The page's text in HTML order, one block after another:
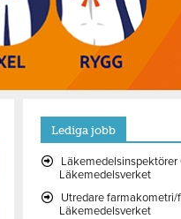
Lediga jobb
Läkemedelsinspektörer
Läkemedelsverket
Utredare
Läkemedelsverket